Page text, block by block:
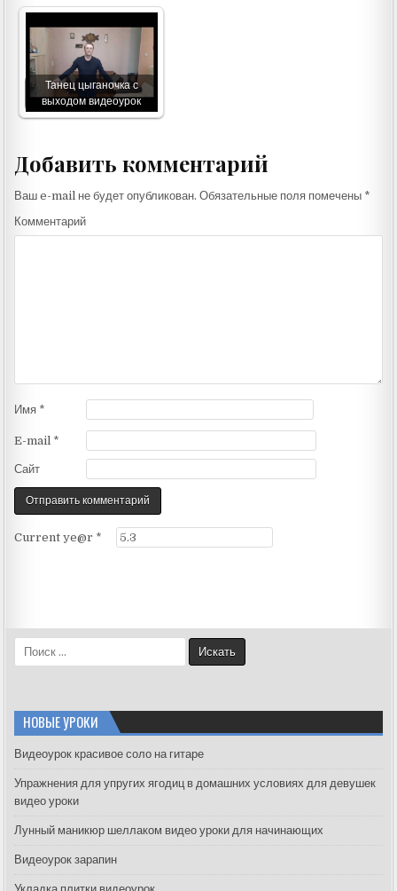
Танец цыганочка с
выходом видеоурок
Добавить комментарий
Ваш e-mail не будет опубликован. Обязательные поля помечены *
Комментарий
Имя *
E-mail *
Сайт
Current ye@r *
e
h
f
r
:
НОВЫЕ УРОКИ
Видеоурок красивое соло на гитаре
Упражнения для упругих ягодиц в домашних условиях для девушек
видео уроки
Лунный маникюр шеллаком видео уроки для начинающих
Видеоурок зарапин
Укладка плитки видеоурок